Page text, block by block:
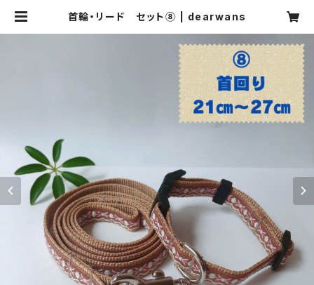
首輪・リード セット⑧ | dearwans